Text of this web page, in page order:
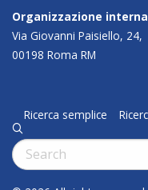
Organizzazione
Via Giovanni Paisiello, 24,
00198 Roma RM
Ricerca semplice
q
Cerca: